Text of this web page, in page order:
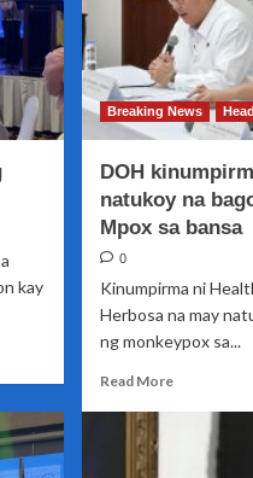
kay
Breaking News
DOH
natukoy na
Mpox sa bansa
0
Kinumpirma ni
Herbosa na may
ng monkeypox sa...
Read MoreRead
kinumpirma